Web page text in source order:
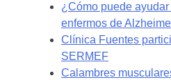
¿Cómo puede
enfermos de
Clínica Fuentes
SERMEF
Calambres